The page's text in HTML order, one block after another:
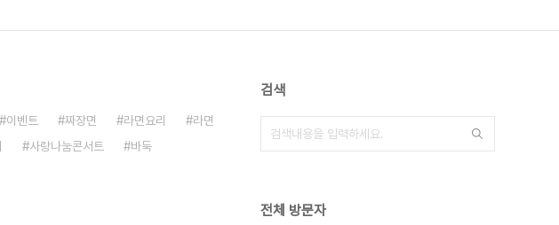
이벤트 짜장면 라면요리
라면
사랑나눔콘서트
바둑
검색
전체 방문자